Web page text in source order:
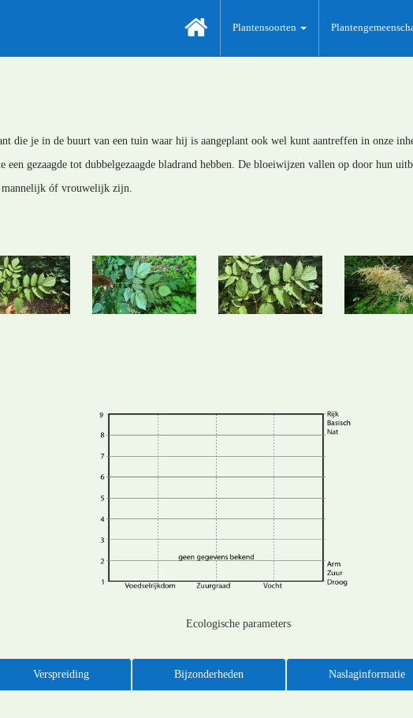
Plantensoorten
die je in de buurt van een tuin waar hij is aangeplant ook wel kunt aantreffen in onze
een gezaagde tot dubbelgezaagde bladrand hebben. De bloeiwijzen vallen op door hun
mannelijk óf vrouwelijk zijn.
Ecologische parameters
Verspreiding Bijzonderheden Naslaginformatie